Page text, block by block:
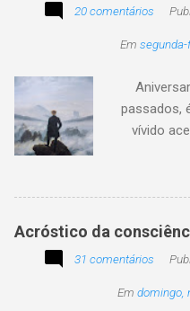
de quem o
20 comentários
Em segunda-
passados,
vívido
existir. Há
e a vida
apenas
com o
Acróstico da
31 comentários
Em domingo,